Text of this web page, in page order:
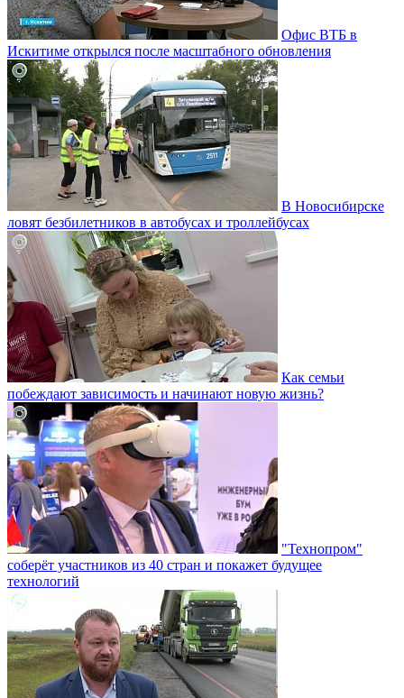
Офис ВТБ в
Искитиме открылся после масштабного обновления
В Новосибирске
ловят безбилетников в автобусах и троллейбусах
Как семьи
побеждают зависимость и начинают новую жизнь?
"Технопром"
соберёт участников из 40 стран и покажет будущее
технологий